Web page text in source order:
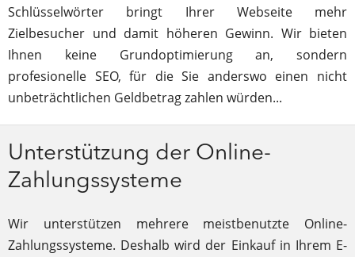
Schlüsselwörter bringt Ihrer Webseite mehr
Zielbesucher und damit höheren Gewinn. Wir bieten
Ihnen keine Grundoptimierung an, sondern
profesionelle SEO, für die Sie anderswo einen nicht
unbeträchtlichen Geldbetrag zahlen würden...
Unterstützung der Online-
Zahlungssysteme
Wir unterstützen mehrere meistbenutzte Online-
Zahlungssysteme. Deshalb wird der Einkauf in Ihrem E-